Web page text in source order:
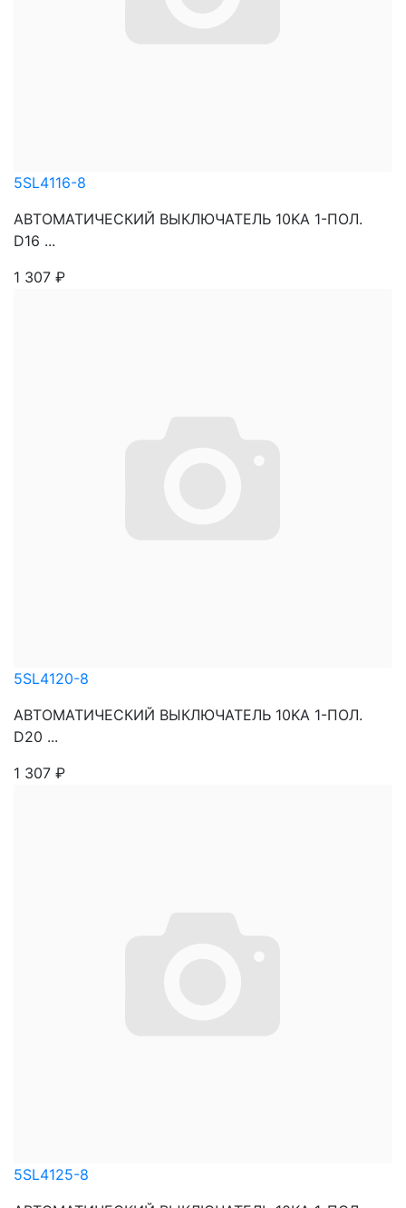
5SL4116-8
АВТОМАТИЧЕСКИЙ ВЫКЛЮЧАТЕЛЬ 10KA 1-ПОЛ.
D16 ...
1 307 ₽
5SL4120-8
АВТОМАТИЧЕСКИЙ ВЫКЛЮЧАТЕЛЬ 10KA 1-ПОЛ.
D20 ...
1 307 ₽
5SL4125-8